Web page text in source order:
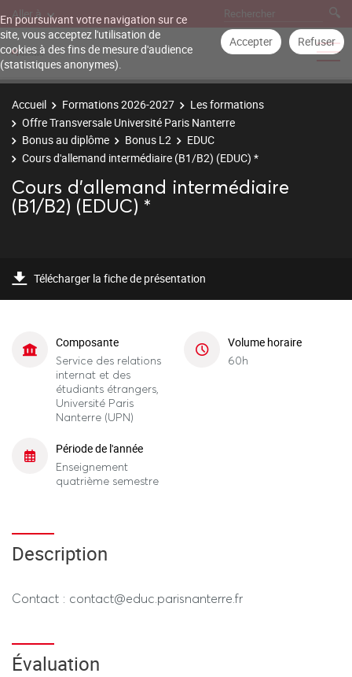
En poursuivant votre navigation sur ce
site, vous acceptez l'utilisation de
cookies à des fins de mesure d'audience
(statistiques anonymes).
Accepter Refuser
Aller à
Accueil Formations 2026-2027
Les formations
Offre Transversale Université Paris Nanterre
Bonus au diplôme
Bonus L2
EDUC
Cours d'allemand intermédiaire (B1/B2) (EDUC) *
Cours d'allemand intermédiaire
(B1/B2) (EDUC) *
Télécharger la fiche de présentation
Composante
Service des relations
internat et des
étudiants étrangers,
Université Paris
Nanterre (UPN)
Volume horaire
60h
Période de l'année
Enseignement
quatrième semestre
Description
Contact : contact@educ.parisnanterre.fr
Évaluation